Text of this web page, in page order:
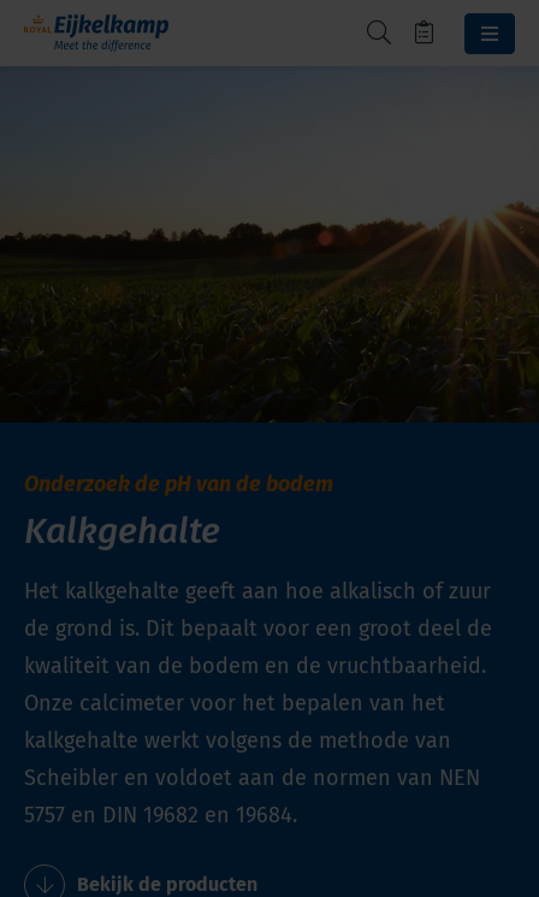
Onderzoek de pH van de bodem
Kalkgehalte
Het kalkgehalte geeft aan hoe alkalisch of zuur
de grond is. Dit bepaalt voor een groot deel de
kwaliteit van de bodem en de vruchtbaarheid.
Onze calcimeter voor het bepalen van het
kalkgehalte werkt volgens de methode van
Scheibler en voldoet aan de normen van NEN
5757 en DIN 19682 en 19684.
Bekijk de producten